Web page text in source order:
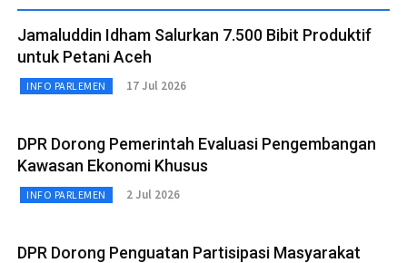
Jamaluddin Idham Salurkan 7.500 Bibit Produktif
untuk Petani Aceh
INFO PARLEMEN 17 Jul 2026
DPR Dorong Pemerintah Evaluasi Pengembangan
Kawasan Ekonomi Khusus
INFO PARLEMEN 2 Jul 2026
DPR Dorong Penguatan Partisipasi Masyarakat